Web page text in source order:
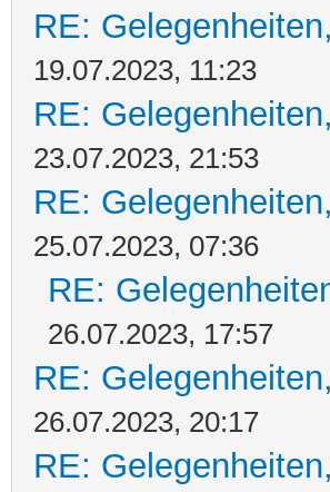
RE:
19.07.2023, 11:23
RE:
23.07.2023, 21:53
RE:
25.07.2023, 07:36
RE:
26.07.2023, 17:57
RE:
26.07.2023, 20:17
RE: